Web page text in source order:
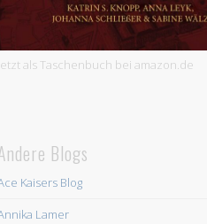
als Taschenbuch bei amazon.de
Blogs
Kaisers Blog
Lamer